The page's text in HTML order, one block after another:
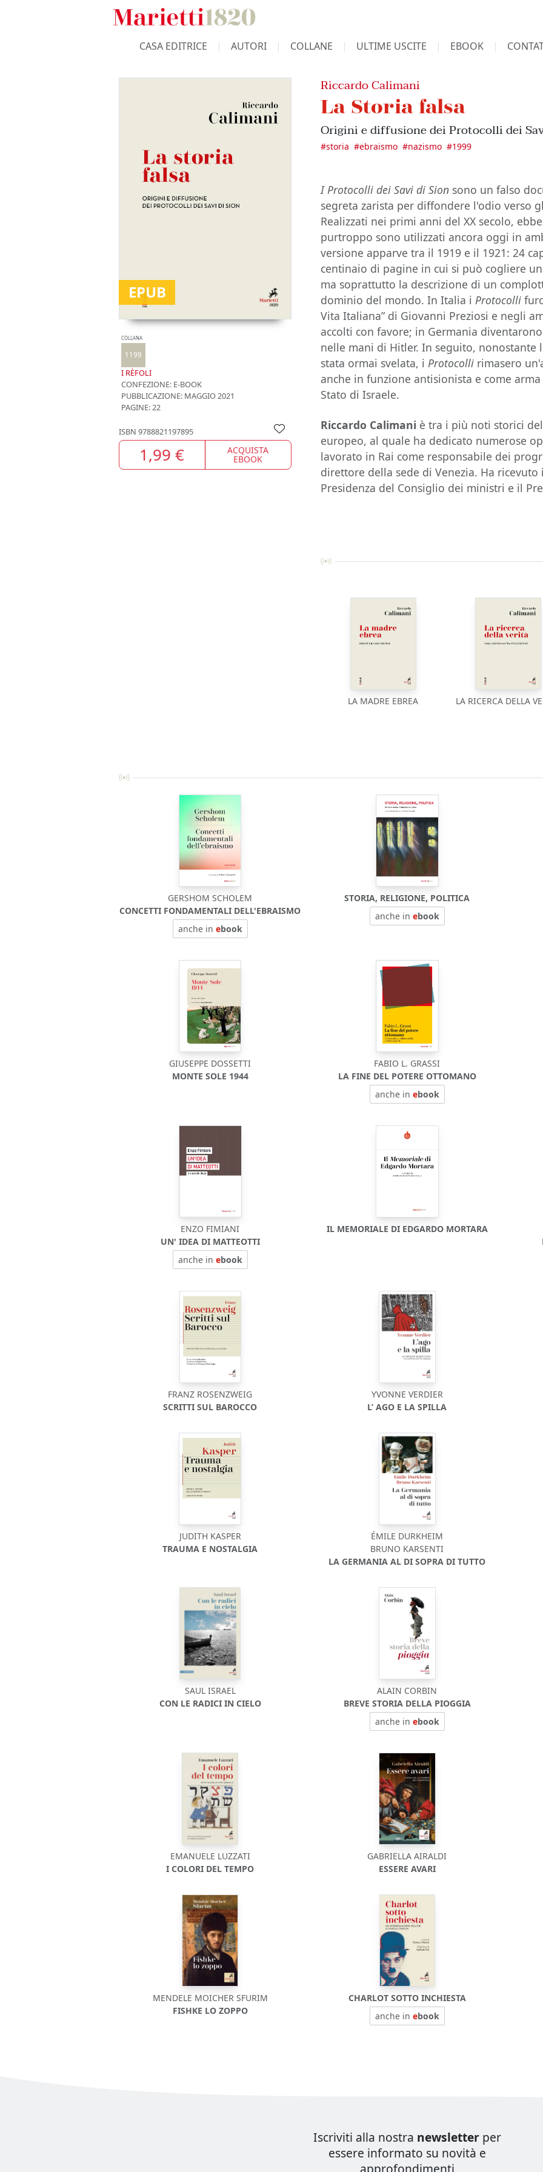
CASA EDITRICE AUTORI COLLANE ULTIME USCITE EBOOK
EPUB
COLLANA
1199
I RÈFOLI
CONFEZIONE: E-BOOK
PUBBLICAZIONE: MAGGIO 2021
PAGINE: 22
ISBN 9788821197895
1,99 € ACQUISTA
EBOOK
Riccardo Calimani
La Storia falsa
Origini e diffusione dei Protocolli dei
#storia #ebraismo #nazismo #1999
I Protocolli dei Savi di Sion sono un falso
segreta zarista per diffondere l'odio verso
Realizzati nei primi anni del XX secolo,
purtroppo sono utilizzati ancora oggi in
versione apparve tra il 1919 e il 1921: 24
centinaio di pagine in cui si può cogliere
ma soprattutto la descrizione di un
dominio del mondo. In Italia iProtocolli
Vita Italiana” di Giovanni Preziosi e negli
accolti con favore; in Germania
nelle mani di Hitler. In seguito,
stata ormai svelata, iProtocolli rimasero
anche in funzione antisionista e come
Stato di Israele.
Riccardo Calimani è tra i più noti storici
europeo, al quale ha dedicato numerose
lavorato in Rai come responsabile dei
direttore della sede di Venezia. Ha
Presidenza del Consiglio dei ministri e il
LA MADRE EBREA LA RICERCA DELLA
GERSHOM SCHOLEM
CONCETTI FONDAMENTALI DELL'EBRAISMO
anche in ebook
STORIA, RELIGIONE, POLITICA
anche in ebook
GIUSEPPE DOSSETTI
MONTE SOLE 1944
FABIO L. GRASSI
LA FINE DEL POTERE OTTOMANO
anche in ebook
ENZO FIMIANI
UN' IDEA DI MATTEOTTI
anche in ebook
IL MEMORIALE DI EDGARDO MORTARA
FRANZ ROSENZWEIG
SCRITTI SUL BAROCCO
YVONNE VERDIER
L’ AGO E LA SPILLA
JUDITH KASPER
TRAUMA E NOSTALGIA
ÉMILE DURKHEIM
BRUNO KARSENTI
LA GERMANIA AL DI SOPRA DI TUTTO
SAUL ISRAEL
CON LE RADICI IN CIELO
ALAIN CORBIN
BREVE STORIA DELLA PIOGGIA
anche in ebook
EMANUELE LUZZATI
I COLORI DEL TEMPO
GABRIELLA AIRALDI
ESSERE AVARI
MENDELE MOICHER SFURIM
FISHKE LO ZOPPO
CHARLOT SOTTO INCHIESTA
anche in ebook
Iscriviti alla nostra newsletter per
essere informato su novità e
approfondimenti